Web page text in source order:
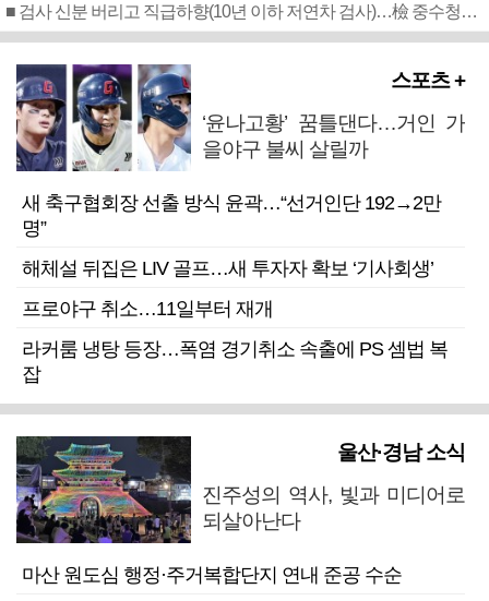
■ 검사 신분 버리고 직급하향(10년 이하 저연차 검사)…檢 중수청행 기피
스포츠 +
‘윤나고황’ 꿈틀댄다…거인 가
을야구 불씨 살릴까
새 축구협회장 선출 방식 윤곽…“선거인단 192→2만
명”
해체설 뒤집은 LIV 골프…새 투자자 확보 ‘기사회생’
프로야구 취소…11일부터 재개
라커룸 냉탕 등장…폭염 경기취소 속출에 PS 셈법 복
잡
울산·경남 소식
진주성의 역사, 빛과 미디어로
되살아난다
마산 원도심 행정·주거복합단지 연내 준공 수순